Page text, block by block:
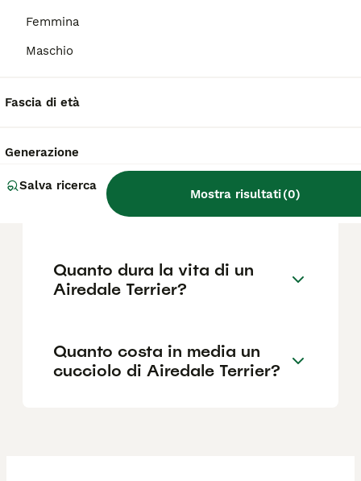
Femmina
Maschio
Fascia di età
Generazione
Salva ricerca
Mostra risultati(0)
costante e socializzazione fin da cucciolo.
regolare per mantenersi sano.
Quali sono i difetti del
Qual è il carattere del
Airedale Terrier?
Quanto dura la vita di un
Airedale Terrier?
Quanto costa in media un
cucciolo di Airedale Terrier?